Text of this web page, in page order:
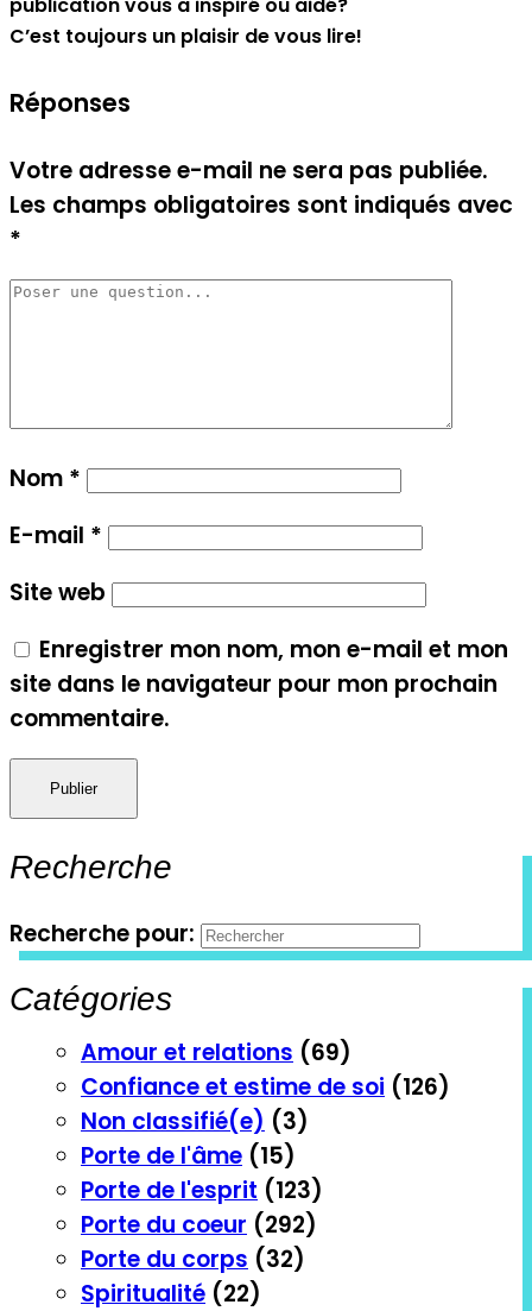
publication vous a inspiré ou aidé?
C’est toujours un plaisir de vous lire!
Réponses
Votre adresse e-mail ne sera pas publiée.
Les champs obligatoires sont indiqués avec
*
Nom *
E-mail *
Site web
Enregistrer mon nom, mon e-mail et mon
site dans le navigateur pour mon prochain
commentaire.
Recherche
Recherche pour:
Catégories
Amour et relations (69)
Confiance et estime de soi (126)
Non classifié(e) (3)
Porte de l'âme (15)
Porte de l'esprit (123)
Porte du coeur (292)
Porte du corps (32)
Spiritualité (22)